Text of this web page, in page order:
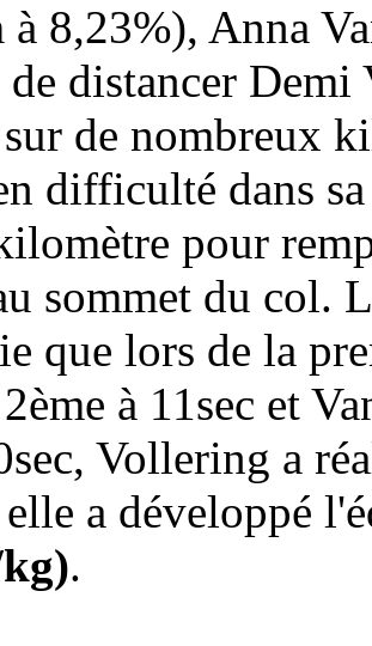
8,23%), Anna
de distancer
de nombreux
difficulté dans
pour
sommet du col.
que lors de la
à 11sec et
Vollering a
a développé
.